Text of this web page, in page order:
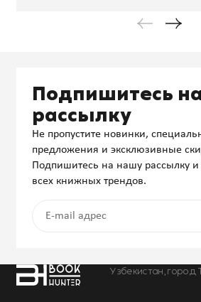
Узбекистан,
Подпишитесь на
рассылку
Не пропустите новинки,
предложения и эксклюзивные
Подпишитесь на нашу рассылку и
всех книжных трендов.